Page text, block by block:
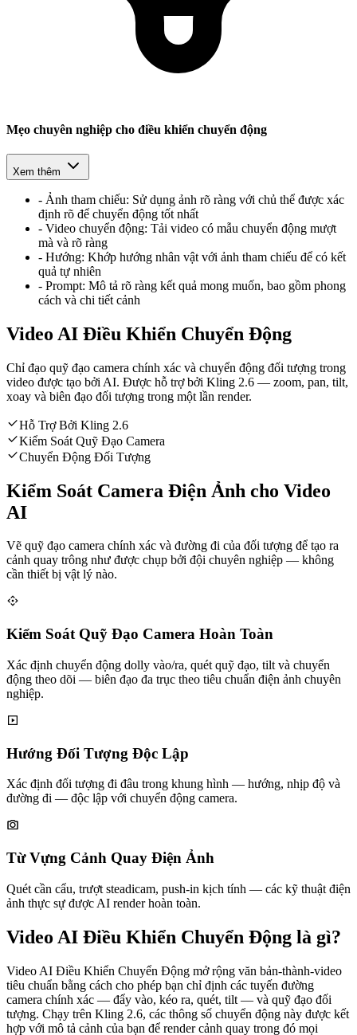
Mẹo chuyên nghiệp cho điều khiển chuyển động
Xem thêm
- Ảnh tham chiếu: Sử dụng ảnh rõ ràng với chủ thể được xác
định rõ để chuyển động tốt nhất
- Video chuyển động: Tải video có mẫu chuyển động mượt
mà và rõ ràng
- Hướng: Khớp hướng nhân vật với ảnh tham chiếu để có kết
quả tự nhiên
- Prompt: Mô tả rõ ràng kết quả mong muốn, bao gồm phong
cách và chi tiết cảnh
Video AI Điều Khiển Chuyển Động
Chỉ đạo quỹ đạo camera chính xác và chuyển động đối tượng trong
video được tạo bởi AI. Được hỗ trợ bởi Kling 2.6 — zoom, pan, tilt,
xoay và biên đạo đối tượng trong một lần render.
Hỗ Trợ Bởi Kling 2.6
Kiểm Soát Quỹ Đạo Camera
Chuyển Động Đối Tượng
Kiểm Soát Camera Điện Ảnh cho Video
AI
Vẽ quỹ đạo camera chính xác và đường đi của đối tượng để tạo ra
cảnh quay trông như được chụp bởi đội chuyên nghiệp — không
cần thiết bị vật lý nào.
Kiểm Soát Quỹ Đạo Camera Hoàn Toàn
Xác định chuyển động dolly vào/ra, quét quỹ đạo, tilt và chuyển
động theo dõi — biên đạo đa trục theo tiêu chuẩn điện ảnh chuyên
nghiệp.
Hướng Đối Tượng Độc Lập
Xác định đối tượng đi đâu trong khung hình — hướng, nhịp độ và
đường đi — độc lập với chuyển động camera.
Từ Vựng Cảnh Quay Điện Ảnh
Quét cần cẩu, trượt steadicam, push-in kịch tính — các kỹ thuật điện
ảnh thực sự được AI render hoàn toàn.
Video AI Điều Khiển Chuyển Động là gì?
Video AI Điều Khiển Chuyển Động mở rộng văn bản-thành-video
tiêu chuẩn bằng cách cho phép bạn chỉ định các tuyến đường
camera chính xác — đẩy vào, kéo ra, quét, tilt — và quỹ đạo đối
tượng. Chạy trên Kling 2.6, các thông số chuyển động này được kết
hợp với mô tả cảnh của bạn để render cảnh quay trong đó mọi